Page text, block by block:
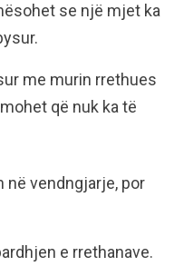
se një mjet ka
me murin rrethues
që nuk ka të
në vendngjarje, por
e rrethanave.